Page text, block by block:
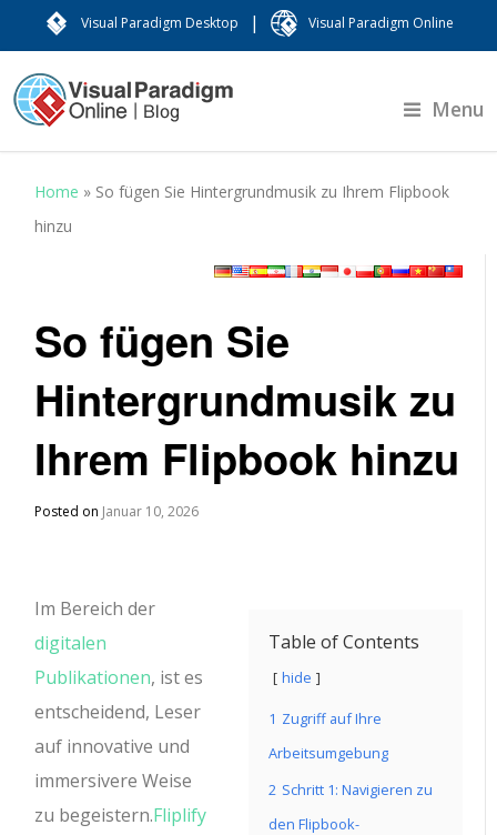
Visual Paradigm Desktop | Visual Paradigm Online
Menu
Home » So fügen Sie Hintergrundmusik zu Ihrem Flipbook
hinzu
So fügen Sie
Hintergrundmusik zu
Ihrem Flipbook hinzu
Posted on Januar 10, 2026
Table of Contents
hide
1 Zugriff auf Ihre
Arbeitsumgebung
2 Schritt 1: Navigieren zu
den Flipbook-
Im Bereich der
digitalen
Publikationen, ist es
entscheidend, Leser
auf innovative und
immersivere Weise
zu begeistern.Fliplify